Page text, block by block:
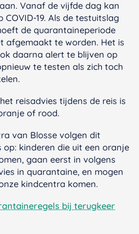
Vanaf de vijfde dag kan
19. Als de testuitslag
de quarantaineperiode
afgemaakt te worden. Het is
daarna alert te blijven op
te testen als zich toch
reisadvies tijdens de reis is
of rood.
van Blosse volgen dit
op: kinderen die uit een oranje
gaan eerst in volgens
in quarantaine, en mogen
kindcentra komen.
bij terugkeer